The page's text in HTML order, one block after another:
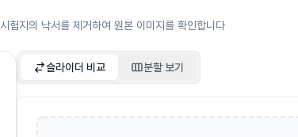
시험지의 낙서를 제거하여 원본 이미지를 확인합니다
슬라이더 비교 분할 보기